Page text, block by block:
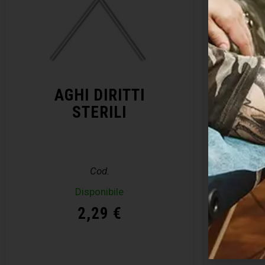
AGHI DIRITTI
STERILI
Cod.
Disponibile
2,29 €
KIT
–